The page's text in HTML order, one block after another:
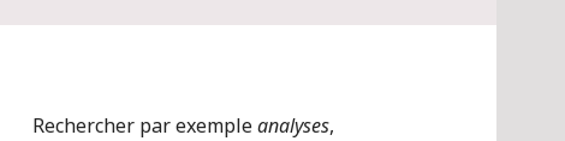
Rechercher par exempleanalyses,